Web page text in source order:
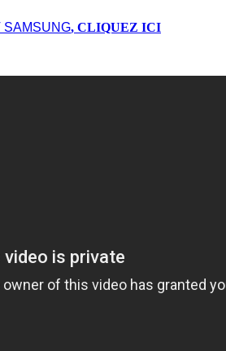
SAMSUNG, CLIQUEZ ICI